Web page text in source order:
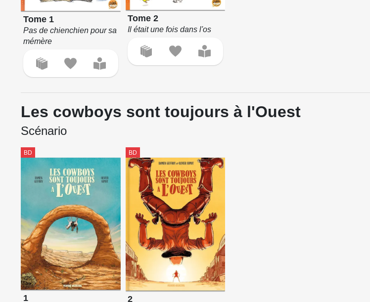
Tome 1
Pas de chienchien pour sa
mémère
Tome 2
Il était une fois dans l'os
Les cowboys sont toujours à l'Ouest
Scénario
BD
1
BD
2